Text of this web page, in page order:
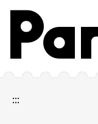
跳到主要內容區塊
網站導覽
:::